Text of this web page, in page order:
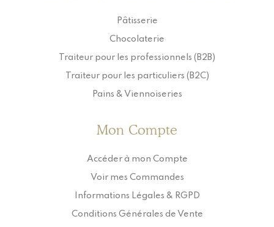
Pâtisserie
Chocolaterie
Traiteur pour les professionnels (B2B)
Traiteur pour les particuliers (B2C)
Pains & Viennoiseries
Mon Compte
Accéder à mon Compte
Voir mes Commandes
Informations Légales & RGPD
Conditions Générales de Vente